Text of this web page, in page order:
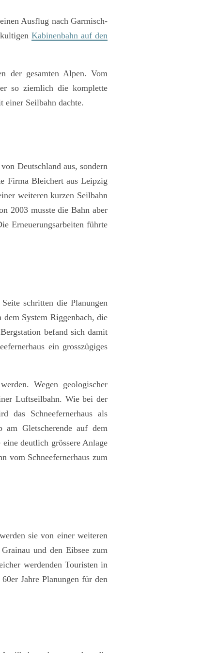
Ausflug nach Garmisch-
Kabinenbahn auf den
der gesamten Alpen. Vom
so ziemlich die komplette
einer Seilbahn dachte.
Deutschland aus, sondern
Firma Bleichert aus Leipzig
weiteren kurzen Seilbahn
2003 musste die Bahn aber
Erneuerungsarbeiten führte
schritten die Planungen
System Riggenbach, die
befand sich damit
ein grosszügiges
Wegen geologischer
Luftseilbahn. Wie bei der
das Schneefernerhaus als
am Gletscherende auf dem
deutlich grössere Anlage
vom Schneefernerhaus zum
sie von einer weiteren
und den Eibsee zum
werdenden Touristen in
Jahre Planungen für den